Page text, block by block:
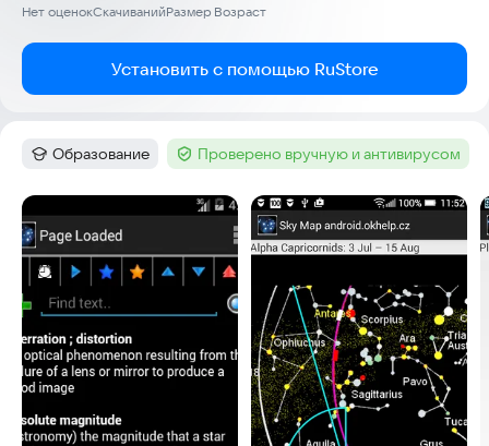
Нет оценокСкачиванийРазмер Возраст
Установить с помощью RuStore
Категория:
Образование Тег :Проверено вручную и антивирусом
Скриншоты